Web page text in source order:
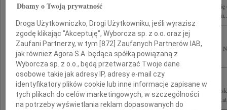
Pogrążeni w bólu żegnamy Prezydenta Lecha Kaczyńskiego i Jego Małżonkę
Zmarłych podczas katastrofy w Smoleńsku Cześć Ich pamięci! Rodzinom i
Tragiczne chwile pod Smoleńskiem pogrążyły Naród Polski w cierpieniu i żałobie.
rozmiarze strata tylu wybitnych Osób, wśród których los naznaczył...
Jesteśmy głęboko poruszeni tragiczną śmiercią Prezydenta RP Pana Lecha
Kaczyńskiej oraz wszystkich Uczestników dramatycznie przerwanej podróży do
Dbamy o Twoją prywatność
Droga Użytkowniczko, Drogi Użytkowniku, jeśli wyrazisz
zgodę klikając "Akceptuję", Wyborcza sp. z o.o. oraz jej
Zaufani Partnerzy, w tym [872 ] Zaufanych Partnerów IAB,
jak również Agora S.A. będąca spółką powiązaną z
Wyborcza sp. z o.o., będą przetwarzać Twoje dane
osobowe takie jak adresy IP, adresy e-mail czy
identyfikatory plików cookie lub inne informacje zapisane w
tych plikach do celów marketingowych, w szczególności
na potrzeby wyświetlania reklam dopasowanych do